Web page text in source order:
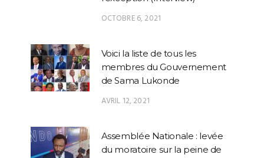
OCTOBRE 6, 2021
Voici la liste de tous les
membres du Gouvernement
de Sama Lukonde
AVRIL 12, 2021
Assemblée Nationale : levée
du moratoire sur la peine de